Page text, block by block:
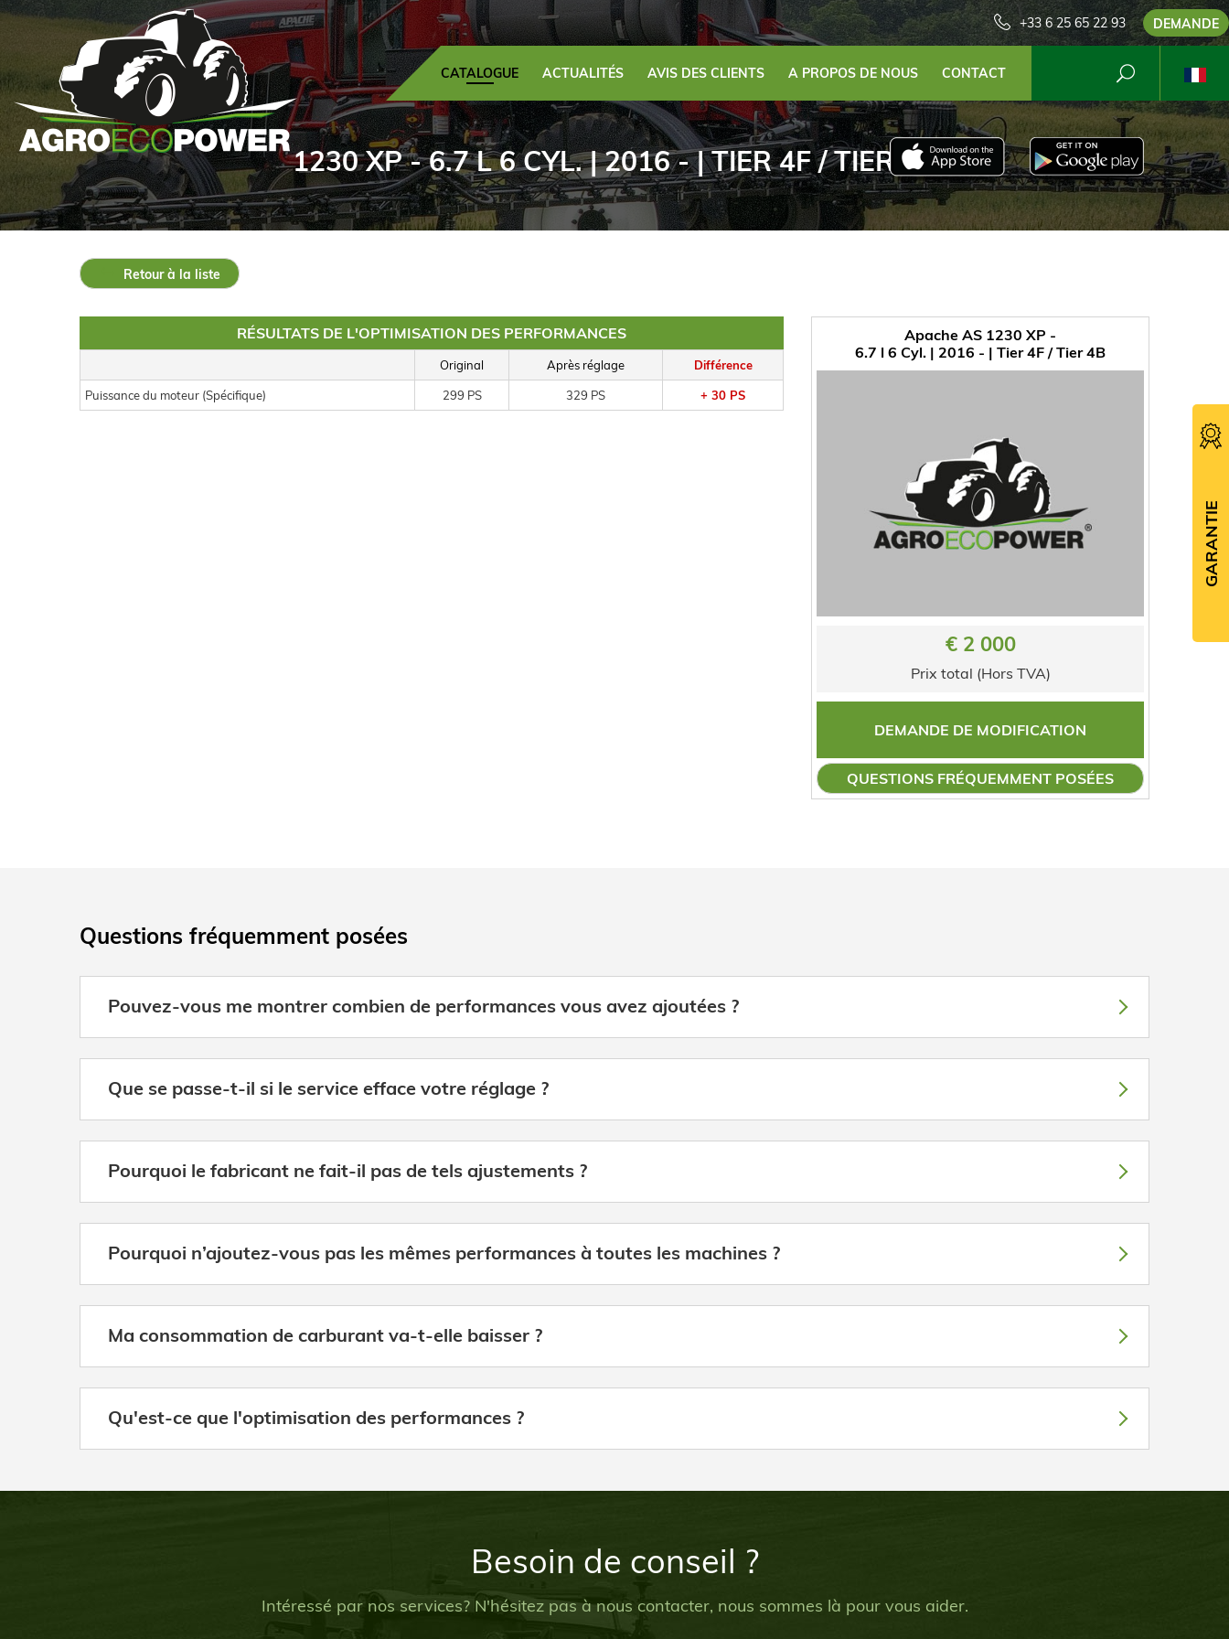
+33 6 25 65 22 93 DEMANDE
CATALOGUE ACTUALITÉS AVIS DES CLIENTS A PROPOS DE NOUS CONTACT
1230 XP - 6.7 L 6 CYL. | 2016 - | TIER 4F / TIER 4B
Retour à la liste
Apache AS 1230 XP -
6.7 l 6 Cyl. | 2016 - | Tier 4F / Tier 4B
€ 2 000
Prix total (Hors TVA)
DEMANDE DE MODIFICATION
QUESTIONS FRÉQUEMMENT POSÉES
RÉSULTATS DE L'OPTIMISATION DES PERFORMANCES
Original Après réglage Différence
Puissance du moteur (Spécifique) 299 PS 329 PS + 30 PS
Questions fréquemment posées
Pouvez-vous me montrer combien de performances vous avez ajoutées ?
Que se passe-t-il si le service efface votre réglage ?
Pourquoi le fabricant ne fait-il pas de tels ajustements ?
Pourquoi n’ajoutez-vous pas les mêmes performances à toutes les machines ?
Ma consommation de carburant va-t-elle baisser ?
Qu'est-ce que l'optimisation des performances ?
Besoin de conseil ?
Intéressé par nos services? N'hésitez pas à nous contacter, nous sommes là pour vous aider.
GARANTIE